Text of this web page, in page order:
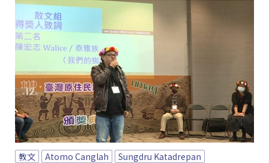
教文 Atomo Canglah
Sungdru Katadrepan